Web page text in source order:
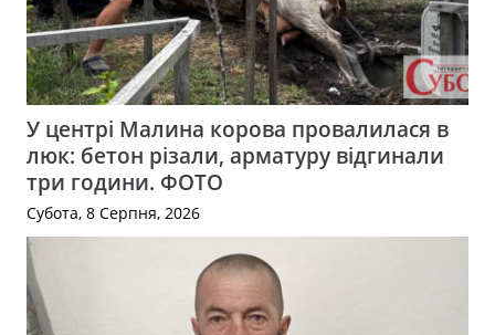
У центрі Малина корова провалилася в
люк: бетон різали, арматуру відгинали
три години. ФОТО
Субота, 8 Серпня, 2026